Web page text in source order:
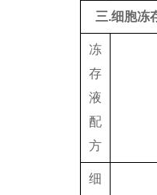
三.细胞冻
冻
存
液
配
方
细